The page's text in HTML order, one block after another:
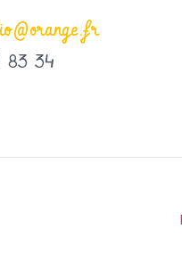
83 34